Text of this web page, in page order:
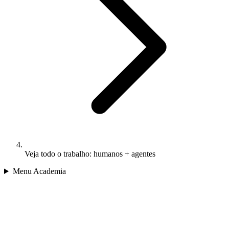
Veja todo o trabalho: humanos + agentes
Menu Academia